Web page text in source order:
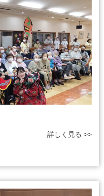
詳しく見る >>